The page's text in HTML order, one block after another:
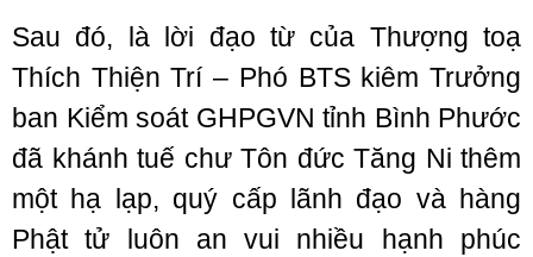
Sau đó, là lời đạo từ của Thượng toạ
Thích Thiện Trí – Phó BTS kiêm Trưởng
ban Kiểm soát GHPGVN tỉnh Bình Phước
đã khánh tuế chư Tôn đức Tăng Ni thêm
một hạ lạp, quý cấp lãnh đạo và hàng
Phật tử luôn an vui nhiều hạnh phúc